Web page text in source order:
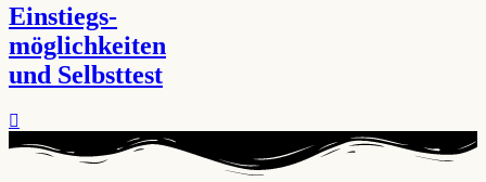
Einstiegs-
möglichkeiten
und Selbsttest